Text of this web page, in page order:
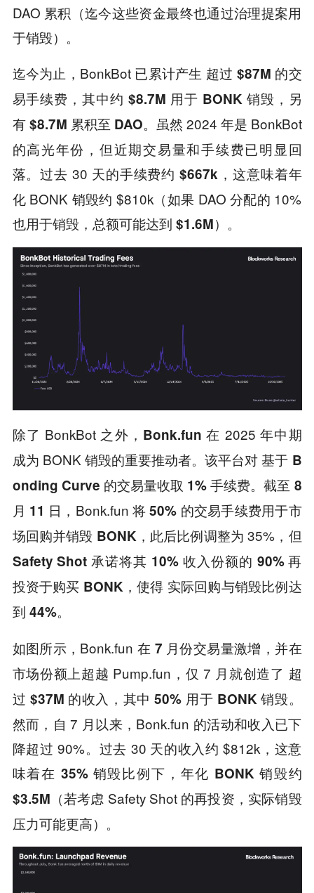
DAO 累积（迄今这些资金最终也通过治理提案用
于销毁）。
迄今为止，BonkBot 已累计产生 超过 $87M 的交
易手续费 ，其中约 $8.7M 用于 BONK 销毁 ，另
有$8.7M 累积至 DAO。虽然 2024 年是 BonkBot
的高光年份，但近期交易量和手续费已明显回
落。过去 30 天的手续费约 $667k， 这意味着年
化 BONK 销毁约 $810k（如果 DAO 分配的 10%
也用于销毁，总额可能达到 $1.6M）。
除了 BonkBot 之外， Bonk.fun在 2025 年中期
成为 BONK 销毁的重要推动者。该平台对基于 B
onding Curve 的交易量收取 1% 手续费。截至 8
月 11 日 ，Bonk.fun 将50% 的交易手续费用于市
场回购并销毁 BONK ，此后比例调整为 35%，但
Safety Shot 承诺将其 10% 收入份额的 90% 再
投资于购买 BONK，使得 实际回购与销毁比例达
到 44%。
如图所示，Bonk.fun 在 7 月份交易量激增 ，并在
市场份额上超越 Pump.fun，仅 7 月就创造了 超
过 $37M 的收入 ，其中 50% 用于 BONK 销毁。
然而，自 7 月以来，Bonk.fun 的活动和收入已下
降超过 90%。过去 30 天的收入约 $812k，这意
味着在 35% 销毁比例下，年化 BONK 销毁约
$3.5M （若考虑 Safety Shot 的再投资，实际销毁
压力可能更高）。